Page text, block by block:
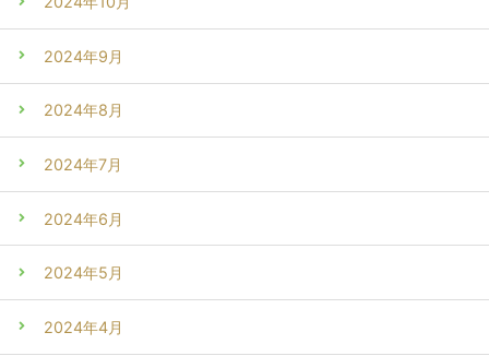
2024年9月
2024年8月
2024年7月
2024年6月
2024年5月
2024年4月